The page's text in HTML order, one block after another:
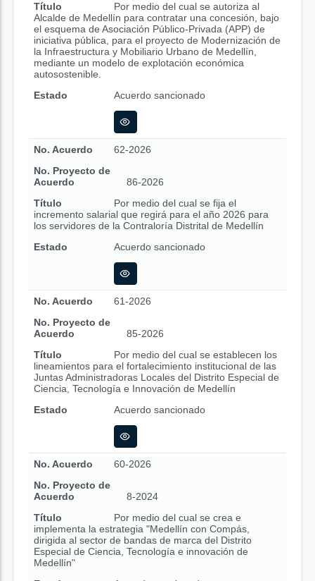
Título
Por medio del cual se autoriza al
Alcalde de Medellín para contratar una concesión, bajo
el esquema de Asociación Público-Privada (APP) de
iniciativa pública, para el proyecto de Modernización de
la Infraestructura y Mobiliario Urbano de Medellín,
mediante un modelo de explotación económica
autosostenible.
Estado
Acuerdo sancionado
No. Acuerdo
62-2026
No. Proyecto de
Acuerdo
86-2026
Título
Por medio del cual se fija el
incremento salarial que regirá para el año 2026 para
los servidores de la Contraloría Distrital de Medellín
Estado
Acuerdo sancionado
No. Acuerdo
61-2026
No. Proyecto de
Acuerdo
85-2026
Título
Por medio del cual se establecen los
lineamientos para el fortalecimiento institucional de las
Juntas Administradoras Locales del Distrito Especial de
Ciencia, Tecnología e Innovación de Medellín
Estado
Acuerdo sancionado
No. Acuerdo
60-2026
No. Proyecto de
Acuerdo
8-2024
Título
Por medio del cual se crea e
implementa la estrategia "Medellín con Compás,
dirigida al sector de bandas de marca del Distrito
Especial de Ciencia, Tecnología e innovación de
Medellín"